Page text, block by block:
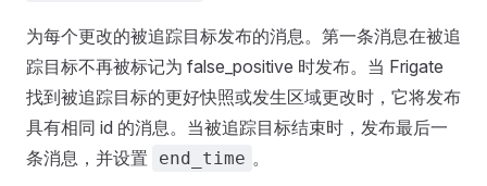
为每个更改的被追踪目标发布的消息。第一条消息在被追
踪目标不再被标记为 false_positive 时发布。当 Frigate
找到被追踪目标的更好快照或发生区域更改时，它将发布
具有相同 id 的消息。当被追踪目标结束时，发布最后一
条消息，并设置
end_time 。